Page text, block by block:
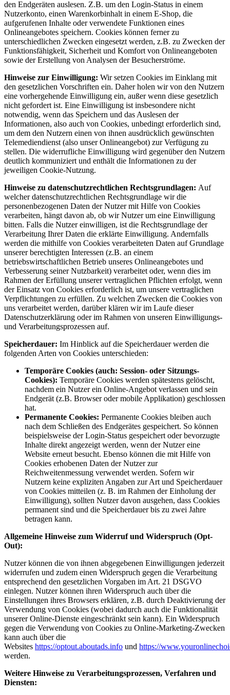
den Endgeräten auslesen. Z.B. um den Login-Status in einem
Nutzerkonto, einen Warenkorbinhalt in einem E-Shop, die
aufgerufenen Inhalte oder verwendete Funktionen eines
Onlineangebotes speichern. Cookies können ferner zu
unterschiedlichen Zwecken eingesetzt werden, z.B. zu Zwecken der
Funktionsfähigkeit, Sicherheit und Komfort von Onlineangeboten
sowie der Erstellung von Analysen der Besucherströme.
Hinweise zur Einwilligung: Wir setzen Cookies im Einklang mit
den gesetzlichen Vorschriften ein. Daher holen wir von den Nutzern
eine vorhergehende Einwilligung ein, außer wenn diese gesetzlich
nicht gefordert ist. Eine Einwilligung ist insbesondere nicht
notwendig, wenn das Speichern und das Auslesen der
Informationen, also auch von Cookies, unbedingt erforderlich sind,
um dem den Nutzern einen von ihnen ausdrücklich gewünschten
Telemediendienst (also unser Onlineangebot) zur Verfügung zu
stellen. Die widerrufliche Einwilligung wird gegenüber den Nutzern
deutlich kommuniziert und enthält die Informationen zu der
jeweiligen Cookie-Nutzung.
Hinweise zu datenschutzrechtlichen Rechtsgrundlagen: Auf
welcher datenschutzrechtlichen Rechtsgrundlage wir die
personenbezogenen Daten der Nutzer mit Hilfe von Cookies
verarbeiten, hängt davon ab, ob wir Nutzer um eine Einwilligung
bitten. Falls die Nutzer einwilligen, ist die Rechtsgrundlage der
Verarbeitung Ihrer Daten die erklärte Einwilligung. Andernfalls
werden die mithilfe von Cookies verarbeiteten Daten auf Grundlage
unserer berechtigten Interessen (z.B. an einem
betriebswirtschaftlichen Betrieb unseres Onlineangebotes und
Verbesserung seiner Nutzbarkeit) verarbeitet oder, wenn dies im
Rahmen der Erfüllung unserer vertraglichen Pflichten erfolgt, wenn
der Einsatz von Cookies erforderlich ist, um unsere vertraglichen
Verpflichtungen zu erfüllen. Zu welchen Zwecken die Cookies von
uns verarbeitet werden, darüber klären wir im Laufe dieser
Datenschutzerklärung oder im Rahmen von unseren Einwilligungs-
und Verarbeitungsprozessen auf.
Speicherdauer: Im Hinblick auf die Speicherdauer werden die
folgenden Arten von Cookies unterschieden:
Temporäre Cookies (auch: Session- oder Sitzungs-
Cookies): Temporäre Cookies werden spätestens gelöscht,
nachdem ein Nutzer ein Online-Angebot verlassen und sein
Endgerät (z.B. Browser oder mobile Applikation) geschlossen
hat.
Permanente Cookies: Permanente Cookies bleiben auch
nach dem Schließen des Endgerätes gespeichert. So können
beispielsweise der Login-Status gespeichert oder bevorzugte
Inhalte direkt angezeigt werden, wenn der Nutzer eine
Website erneut besucht. Ebenso können die mit Hilfe von
Cookies erhobenen Daten der Nutzer zur
Reichweitenmessung verwendet werden. Sofern wir
Nutzern keine expliziten Angaben zur Art und Speicherdauer
von Cookies mitteilen (z. B. im Rahmen der Einholung der
Einwilligung), sollten Nutzer davon ausgehen, dass Cookies
permanent sind und die Speicherdauer bis zu zwei Jahre
betragen kann.
Allgemeine Hinweise zum Widerruf und Widerspruch (Opt-
Out):
Nutzer können die von ihnen abgegebenen Einwilligungen jederzeit
widerrufen und zudem einen Widerspruch gegen die Verarbeitung
entsprechend den gesetzlichen Vorgaben im Art. 21 DSGVO
einlegen. Nutzer können ihren Widerspruch auch über die
Einstellungen ihres Browsers erklären, z.B. durch Deaktivierung der
Verwendung von Cookies (wobei dadurch auch die Funktionalität
unserer Online-Dienste eingeschränkt sein kann). Ein Widerspruch
gegen die Verwendung von Cookies zu Online-Marketing-Zwecken
kann auch über die
Websites https://optout.aboutads.info und https://
werden.
Weitere Hinweise zu Verarbeitungsprozessen, Verfahren und
Diensten: